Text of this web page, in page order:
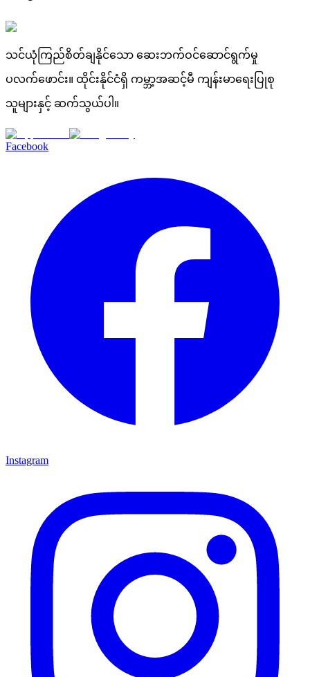
သင်ယုံကြည်စိတ်ချနိုင်သော ဆေးဘက်ဝင်ဆောင်ရွက်မှု
ပလက်ဖောင်း။ ထိုင်းနိုင်ငံရှိ ကမ္ဘာ့အဆင့်မီ ကျန်းမာရေးပြုစု
သူများနှင့် ဆက်သွယ်ပါ။
Facebook
Instagram